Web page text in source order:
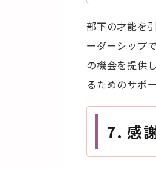
部下の才能を
ーダーシップ
の機会を提供
るためのサポ
7.感